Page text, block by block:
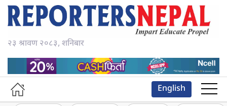
२३ श्रावण २०८३, शनिबार
English